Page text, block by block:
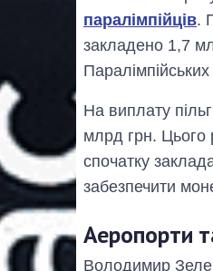
паралімпійців.
закладено 1,7
На виплату
млрд грн. Цього
спочатку
забезпечити
Аеропорти
Володимир